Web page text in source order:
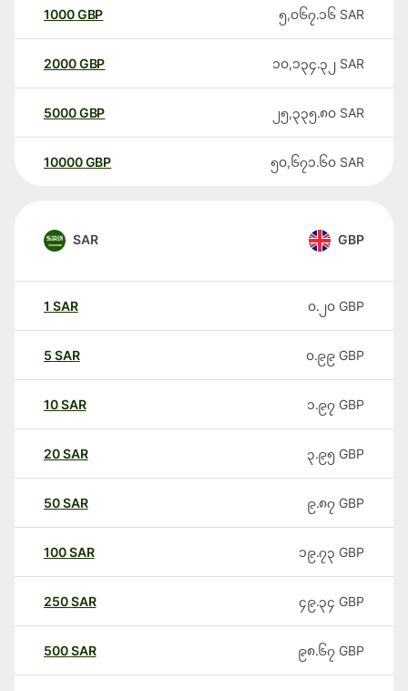
1000GBP ၅,၀၆၇.၁၆ SAR
2000GBP ၁၀,၁၃၄.၃၂ SAR
5000GBP ၂၅,၃၃၅.၈၀ SAR
10000 GBP ၅၀,၆၇၁.၆၀ SAR
SAR GBP
1 SAR ၀.၂၀ GBP
5 SAR ၀.၉၉ GBP
10SAR ၁.၉၇ GBP
20SAR ၃.၉၅ GBP
50SAR ၉.၈၇ GBP
100SAR ၁၉.၇၃ GBP
250SAR ၄၉.၃၄ GBP
500SAR ၉၈.၆၇ GBP